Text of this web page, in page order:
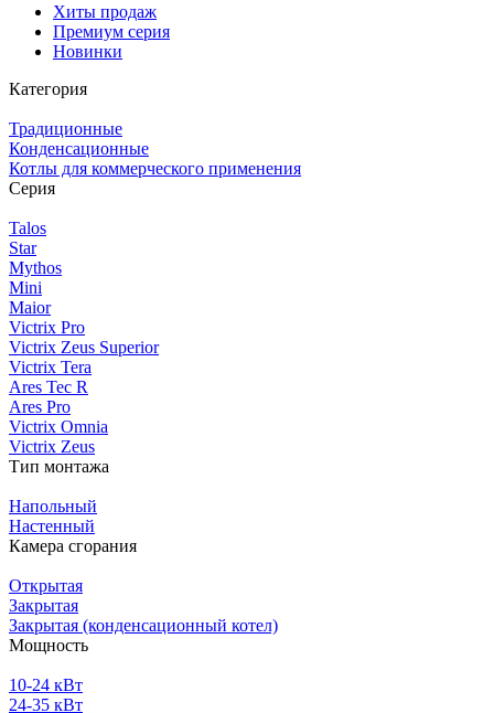
Хиты продаж
Премиум серия
Новинки
Категория
Традиционные
Конденсационные
Котлы для коммерческого применения
Серия
Talos
Star
Mythos
Mini
Maior
Victrix Pro
Victrix Zeus Superior
Victrix Tera
Ares Tec R
Ares Pro
Victrix Omnia
Victrix Zeus
Тип монтажа
Напольный
Настенный
Камера сгорания
Открытая
Закрытая
Закрытая (конденсационный котел)
Мощность
10-24 кВт
24-35 кВт